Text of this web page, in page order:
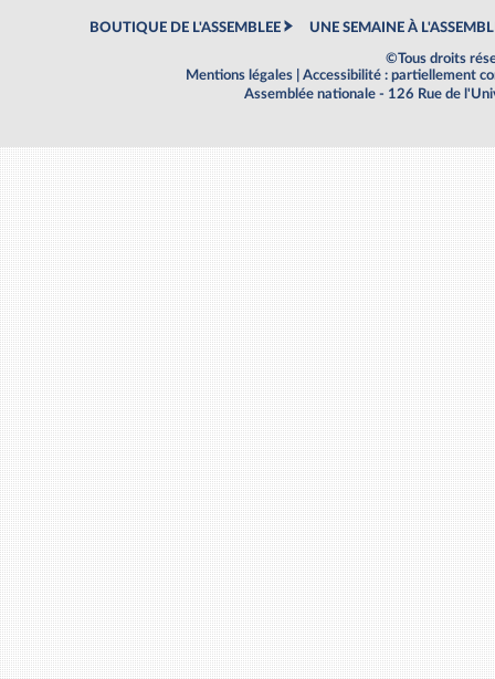
BOUTIQUE DE L'ASSEMBLEE UNE SEMAINE À
©Tous droits
Mentions légales
Accessibilité : partiellement
Assemblée nationale - 126 Rue de